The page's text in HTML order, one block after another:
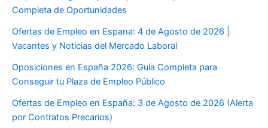
Completa de Oportunidades
Ofertas de Empleo en Espana: 4 de Agosto de 2026 |
Vacantes y Noticias del Mercado Laboral
Oposiciones en España 2026: Guía Completa para
Conseguir tu Plaza de Empleo Público
Ofertas de Empleo en España: 3 de Agosto de 2026 (Alerta
por Contratos Precarios)